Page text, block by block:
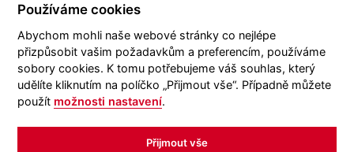
E-mail:
reditelka@
Prohlášení o přístupnosti
Změna nastavení cookies
Používáme cookies
Abychom mohli naše webové stránky co nejlépe
přizpůsobit vašim požadavkům a preferencím, používáme
sobory cookies. K tomu potřebujeme váš souhlas, který
udělíte kliknutím na políčko „Přijmout vše“. Případně můžete
použít možnosti nastavení.
Přijmout vše